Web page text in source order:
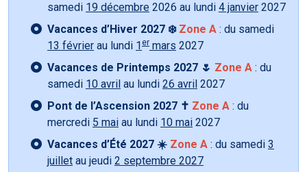
samedi 19 décembre 2026 au lundi 4 janvier 2027
Vacances d’Hiver 2027 ❄️ Zone A : du samedi
13 février au lundi 1 er mars 2027
Vacances de Printemps 2027 🌷 Zone A : du
samedi 10 avril au lundi 26 avril 2027
Pont de l’Ascension 2027 ✝️ Zone A : du
mercredi 5 mai au lundi 10 mai 2027
Vacances d’Été 2027 ☀️ Zone A : du samedi 3
juillet au jeudi 2 septembre 2027